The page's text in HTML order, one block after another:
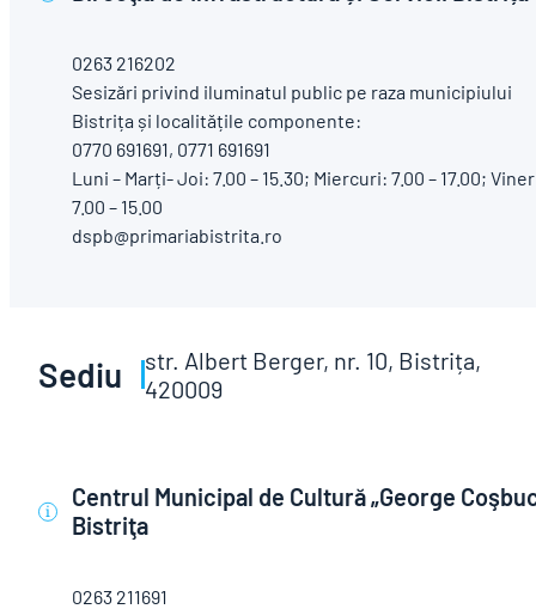
0263 216202
Sesizări privind iluminatul public pe raza municipiului
Bistrița și localitățile componente:
0770 691691, 0771 691691
Luni – Marți- Joi: 7.00 – 15.30; Miercuri: 7.00 – 17.00;
7.00 – 15.00
dspb@primariabistrita.ro
Sediu
str. Albert Berger, nr. 10, Bistrița,
420009
i
Centrul Municipal de Cultură „George
Bistriţa
0263 211691